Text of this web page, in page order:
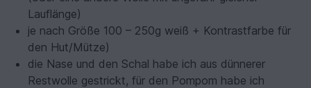
Lauflänge)
je nach Größe 100 – 250g weiß + Kontrastfarbe für
den Hut/Mütze)
die Nase und den Schal habe ich aus dünnerer
Restwolle gestrickt, für den Pompom habe ich